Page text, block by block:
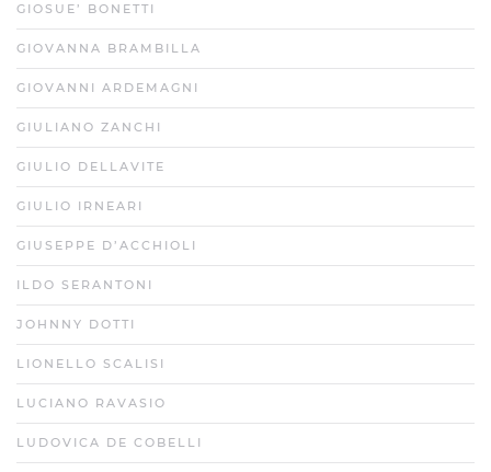
GIOSUE’ BONETTI
GIOVANNA BRAMBILLA
GIOVANNI ARDEMAGNI
GIULIANO ZANCHI
GIULIO DELLAVITE
GIULIO IRNEARI
GIUSEPPE D’ACCHIOLI
ILDO SERANTONI
JOHNNY DOTTI
LIONELLO SCALISI
LUCIANO RAVASIO
LUDOVICA DE COBELLI